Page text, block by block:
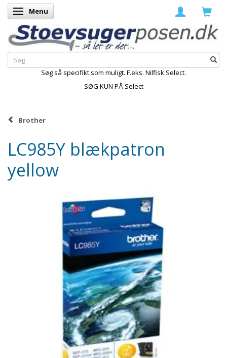
Skifte navigation
Menu
Søg så specifikt som muligt. F.eks. Nilfisk Select.
SØG KUN PÅ Select
Brother
LC985Y blækpatron
yellow